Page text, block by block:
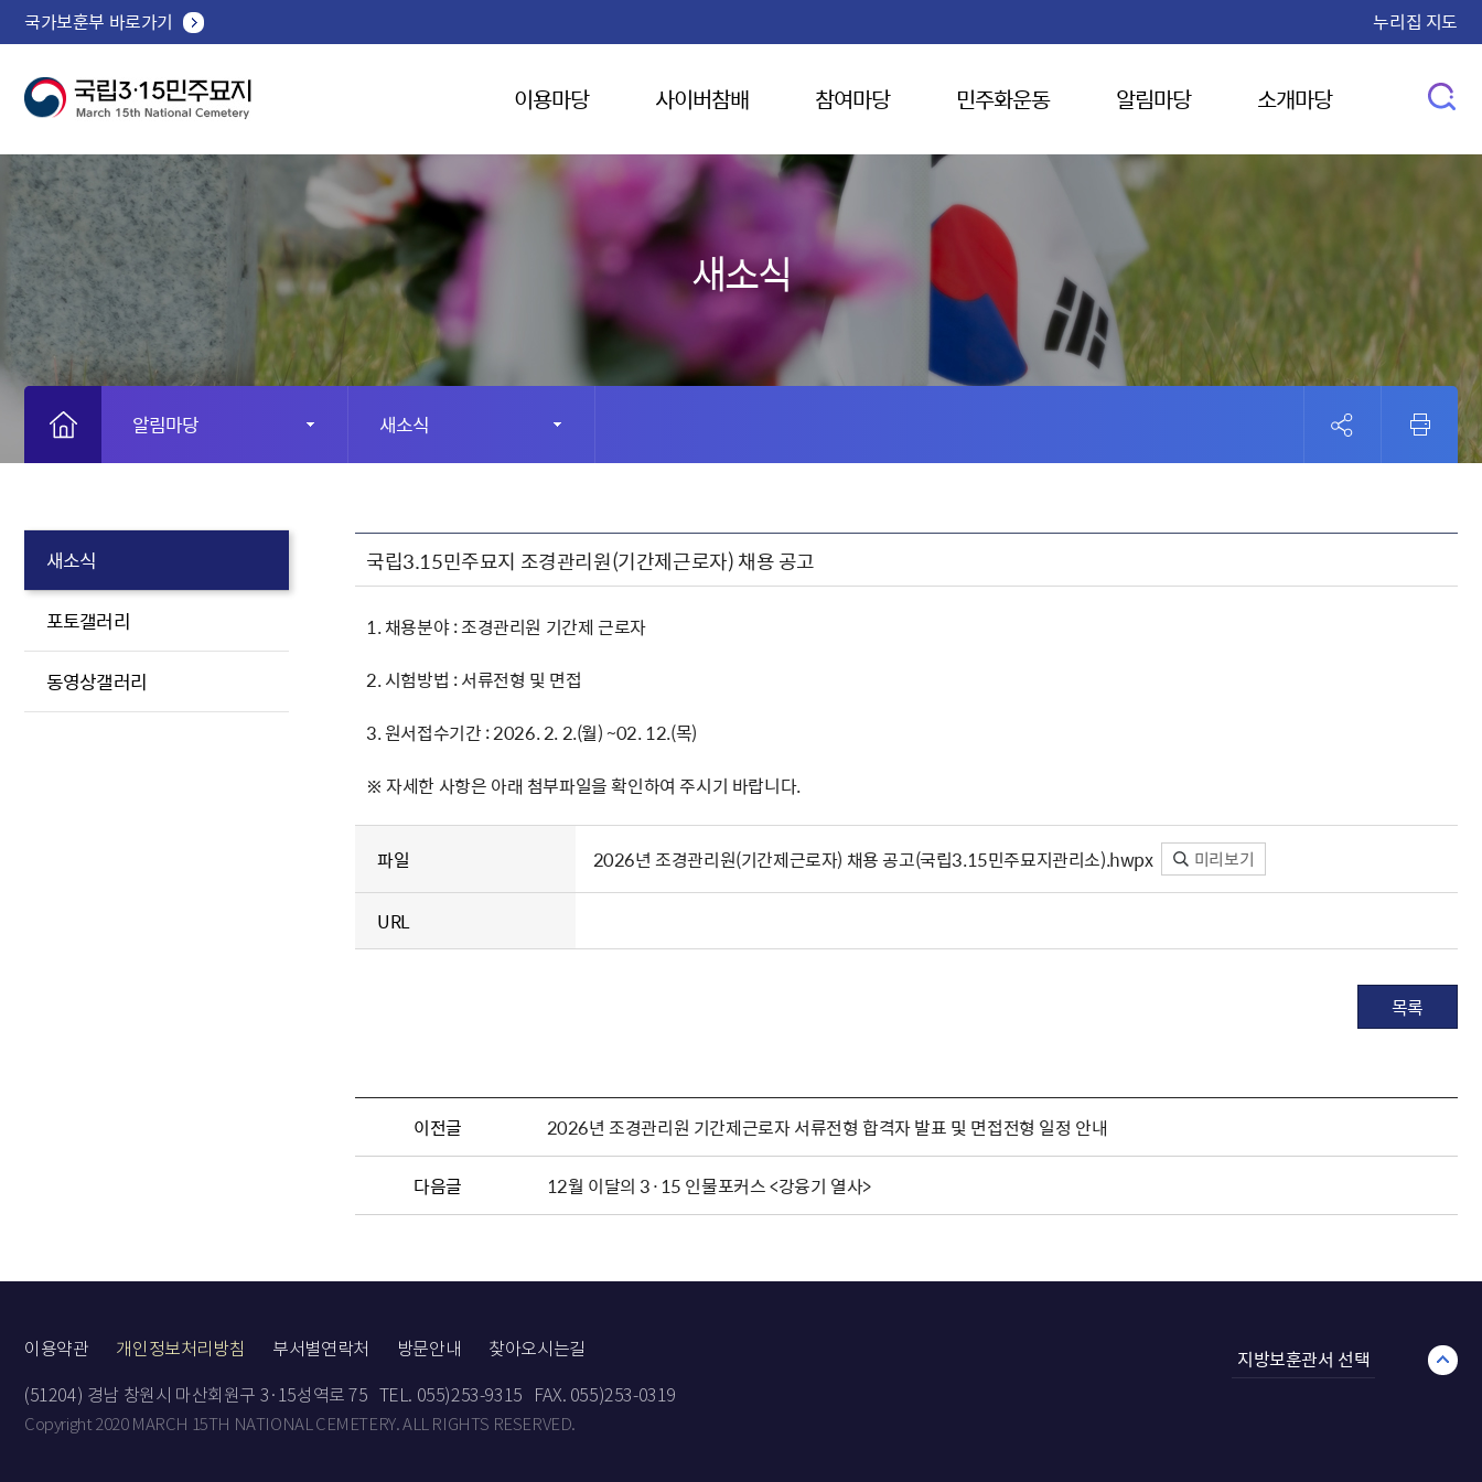
국가보훈부 바로가기 누리집 지도
이용마당 사이버참배 참여마당 민주화운동 알림마당 소개마당
새소식
알림마당 새소식
새소식
포토갤러리
동영상갤러리
국립3.15민주묘지 조경관리원(기간제근로자) 채용 공고
1. 채용분야 : 조경관리원 기간제 근로자
2. 시험방법 : 서류전형 및 면접
3. 원서접수기간 : 2026. 2. 2.(월) ~02. 12.(목)
※ 자세한 사항은 아래 첨부파일을 확인하여 주시기 바랍니다.
파일 2026년 조경관리원(기간제근로자) 채용 공고(국립3.15민주묘지관리소).hwpx 미리보기
URL
목록
이전글 2026년 조경관리원 기간제근로자 서류전형 합격자 발표 및 면접전형 일정 안내
다음글 12월 이달의 3·15 인물포커스 <강융기 열사>
이용약관 개인정보처리방침 부서별연락처 방문안내 찾아오시는길
(51204) 경남 창원시 마산회원구 3·15성역로 75 TEL. 055)253-9315
FAX. 055)253-0319
Copyright 2020 MARCH 15TH NATIONAL CEMETERY. ALL RIGHTS RESERVED.
지방보훈관서 선택